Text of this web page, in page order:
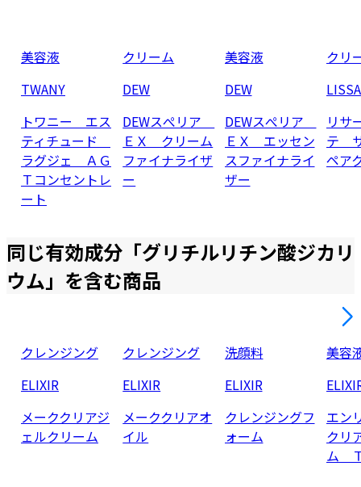
美容液
TWANY
トワニー エス
ティチュード
ラグジェ ＡＧ
Ｔコンセントレ
ート
クリーム
DEW
DEWスぺリア
ＥＸ クリーム
ファイナライザ
ー
美容液
DEW
DEWスぺリア
ＥＸ エッセン
スファイナライ
ザー
クリ
リサ
テ
ペア
同じ有効成分「グリチルリチン酸ジカリ
ウム」を含む商品
クレンジング
ELIXIR
メーククリアジ
ェルクリーム
クレンジング
ELIXIR
メーククリアオ
イル
洗顔料
ELIXIR
クレンジングフ
ォーム
美容
エン
クリ
ム